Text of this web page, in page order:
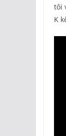
tôi
K